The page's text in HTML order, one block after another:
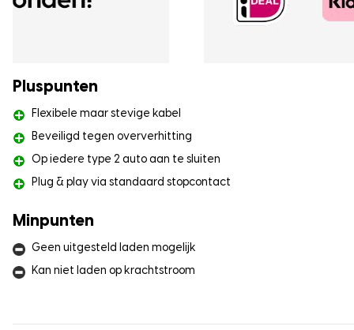
Pluspunten
Flexibele maar stevige kabel
Beveiligd tegen oververhitting
Op iedere type 2 auto aan te sluiten
Plug & play via standaard stopcontact
Minpunten
Geen uitgesteld laden mogelijk
Kan niet laden op krachtstroom